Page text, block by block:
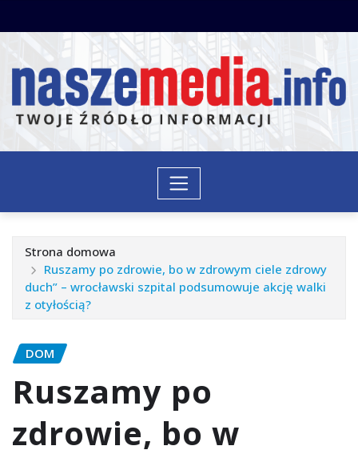
do
Strona domowa
Ruszamy po zdrowie, bo w zdrowym ciele zdrowy
duch” – wrocławski szpital podsumowuje akcję walki
z otyłością?
DOM
Ruszamy po
zdrowie, bo w